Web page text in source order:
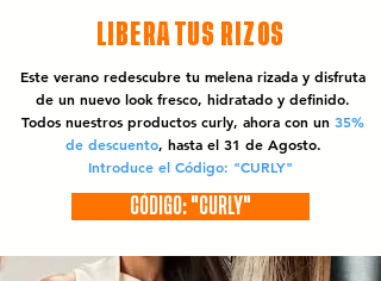
LIBERA TUS RIZOS
Este verano redescubre tu melena rizada y disfruta
de un nuevo look fresco, hidratado y definido.
Todos nuestros productos curly, ahora con un 35%
de descuento, hasta el 31 de Agosto.
Introduce el Código: "CURLY"
CÓDIGO: "CURLY"